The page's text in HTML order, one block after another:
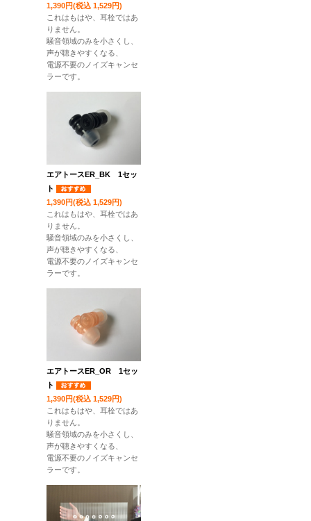
1,390円(税込 1,529円)
これはもはや、耳栓ではあ
りません。
騒音領域のみを小さくし、
声が聴きやすくなる、
電源不要のノイズキャンセ
ラーです。
エアトースER_BK 1セッ
ト
1,390円(税込 1,529円)
これはもはや、耳栓ではあ
りません。
騒音領域のみを小さくし、
声が聴きやすくなる、
電源不要のノイズキャンセ
ラーです。
エアトースER_OR 1セッ
ト
1,390円(税込 1,529円)
これはもはや、耳栓ではあ
りません。
騒音領域のみを小さくし、
声が聴きやすくなる、
電源不要のノイズキャンセ
ラーです。